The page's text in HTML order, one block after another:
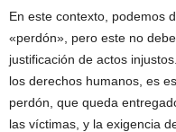
En este contexto, podemos
«perdón», pero este no
justificación de actos
los derechos humanos, es
perdón, que queda
las víctimas, y la exigencia